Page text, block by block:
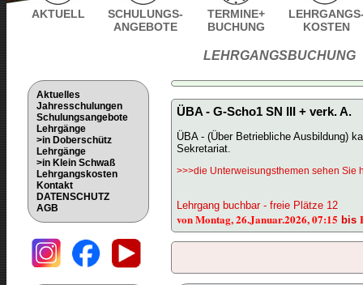
AKTUELL
SCHULUNGS-
ANGEBOTE
TERMINE+
BUCHUNG
KOSTEN
Aktuelles
Jahresschulungen
Schulungsangebote
Lehrgänge
>in Doberschütz
Lehrgänge
>in Klein Schwaß
Lehrgangskosten
Kontakt
DATENSCHUTZ
AGB
LEHRGANGSBUCHUNG
ÜBA - G-Scho1 SN III + verk. A.
ÜBA - (Über Betriebliche Ausbildung)
Sekretariat.
>>>die Unterweisungsthemen sehen Sie
Lehrgang buchbar - freie Plätze 12
von Montag, 26.Januar.2026, 07:15 bis